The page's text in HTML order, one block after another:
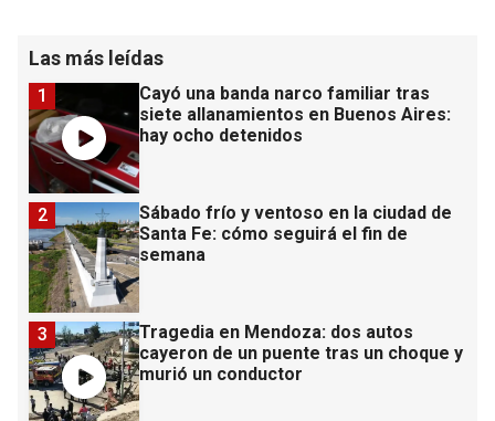
Las más leídas
Cayó una banda narco familiar tras
siete allanamientos en Buenos Aires:
hay ocho detenidos
1
Sábado frío y ventoso en la ciudad de
Santa Fe: cómo seguirá el fin de
semana
2
Tragedia en Mendoza: dos autos
cayeron de un puente tras un choque y
murió un conductor
3